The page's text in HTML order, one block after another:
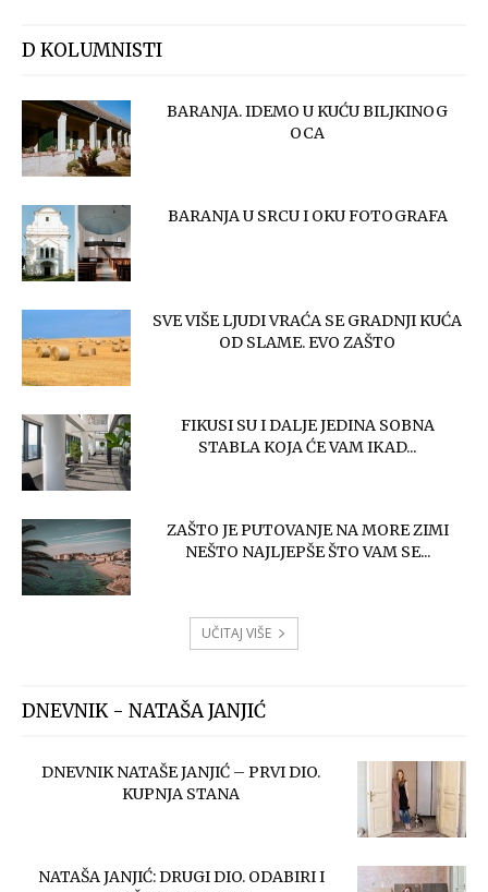
D KOLUMNISTI
BARANJA. IDEMO U KUĆU BILJKINOG
OCA
BARANJA U SRCU I OKU FOTOGRAFA
SVE VIŠE LJUDI VRAĆA SE GRADNJI KUĆA
OD SLAME. EVO ZAŠTO
FIKUSI SU I DALJE JEDINA SOBNA
STABLA KOJA ĆE VAM IKAD...
ZAŠTO JE PUTOVANJE NA MORE ZIMI
NEŠTO NAJLJEPŠE ŠTO VAM SE...
UČITAJ VIŠE
DNEVNIK - NATAŠA JANJIĆ
DNEVNIK NATAŠE JANJIĆ – PRVI DIO.
KUPNJA STANA
NATAŠA JANJIĆ: DRUGI DIO. ODABIRI I